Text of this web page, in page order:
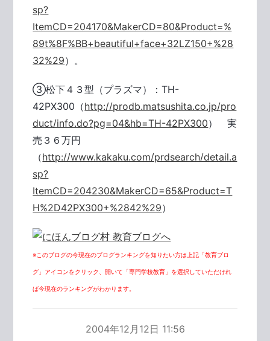
sp?
ItemCD=204170&MakerCD=80&Product=%
89t%8F%BB+beautiful+face+32LZ150+%28
32%29）。
③松下４３型（プラズマ）：TH-
42PX300（http://prodb.matsushita.co.jp/pro
duct/info.do?pg=04&hb=TH-42PX300） 実
売３６万円
（http://www.kakaku.com/prdsearch/detail.a
sp?
ItemCD=204230&MakerCD=65&Product=T
H%2D42PX300+%2842%29）
※このブログの今現在のブログランキングを知りたい方は上記「教育ブロ
グ」アイコンをクリック、開いて「専門学校教育」を選択していただけれ
ば今現在のランキングがわかります。
2004年12月12日 11:56